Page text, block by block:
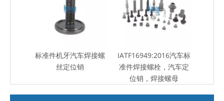
标准件机牙汽车焊接螺
丝定位销
IATF16949:2016汽车标
准件焊接螺栓，汽车定
位销，焊接螺母